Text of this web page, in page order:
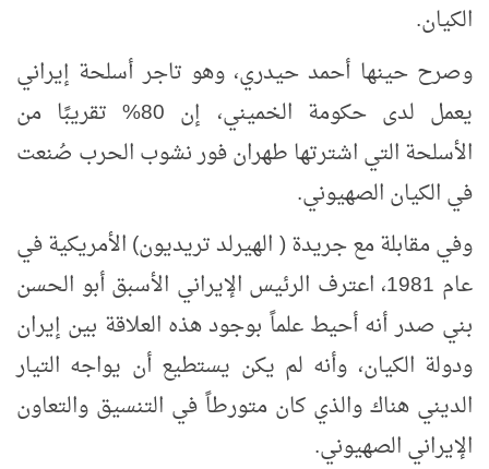
الكيان.
وصرح حينها أحمد حيدري، وهو تاجر أسلحة إيراني
يعمل لدى حكومة الخميني، إن 80% تقريبًا من
الأسلحة التي اشترتها طهران فور نشوب الحرب صُنعت
في الكيان الصهيوني.
وفي مقابلة مع جريدة ( الهيرلد تريديون) الأمريكية في
عام 1981، اعترف الرئيس الإيراني الأسبق أبو الحسن
بني صدر أنه أحيط علماً بوجود هذه العلاقة بين إيران
ودولة الكيان، وأنه لم يكن يستطيع أن يواجه التيار
الديني هناك والذي كان متورطاً في التنسيق والتعاون
الإيراني الصهيوني.